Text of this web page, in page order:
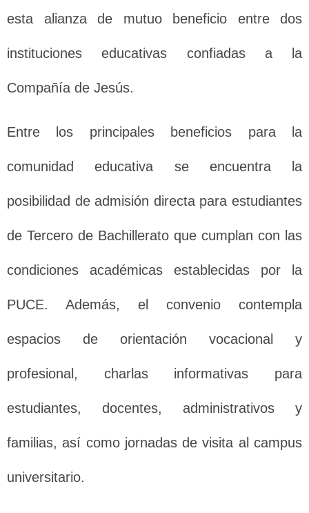
esta alianza de mutuo beneficio entre dos
instituciones educativas confiadas a la
Compañía de Jesús.
Entre los principales beneficios para la
comunidad educativa se encuentra la
posibilidad de admisión directa para estudiantes
de Tercero de Bachillerato que cumplan con las
condiciones académicas establecidas por la
PUCE. Además, el convenio contempla
espacios de orientación vocacional y
profesional, charlas informativas para
estudiantes, docentes, administrativos y
familias, así como jornadas de visita al campus
universitario.